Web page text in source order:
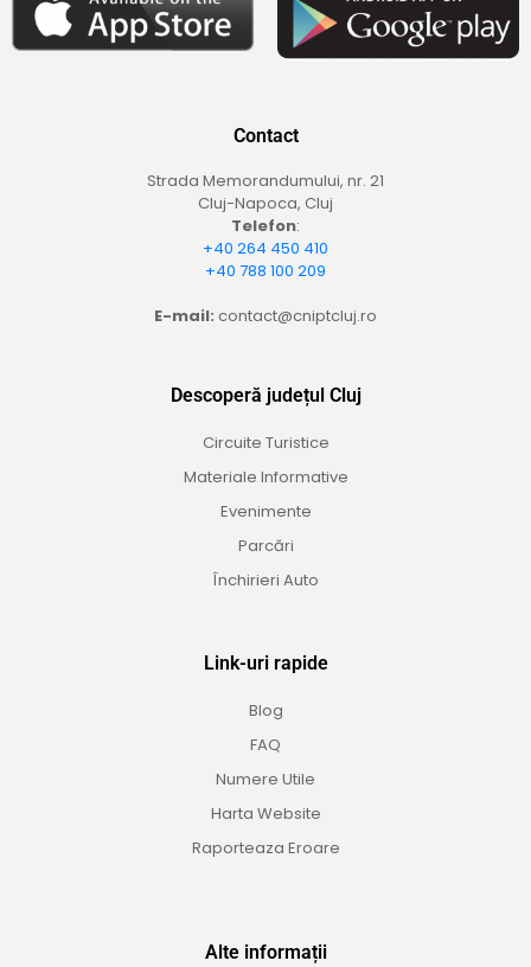
Contact
Strada Memorandumului, nr. 21
Cluj-Napoca, Cluj
Telefon:
+40 264 450 410
+40 788 100 209
E-mail: contact@cniptcluj.ro
Descoperă județul Cluj
Circuite Turistice
Materiale Informative
Evenimente
Parcări
Închirieri Auto
Link-uri rapide
Blog
FAQ
Numere Utile
Harta Website
Raporteaza Eroare
Alte informații